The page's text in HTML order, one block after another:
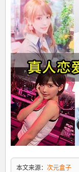
本文来源： 次元盒子